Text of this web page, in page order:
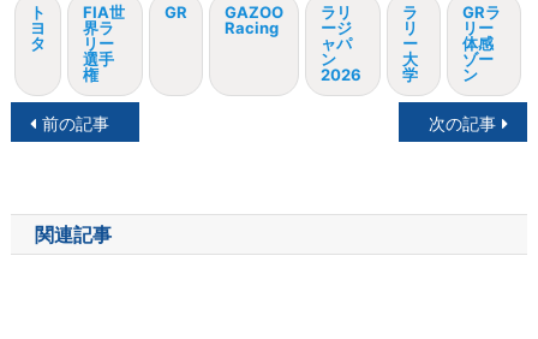
ト
ヨ
タ
FIA世
界ラ
リー
選手
権
GR
GAZOO
Racing
ラリ
ージ
ャパ
ン
2026
ラ
リ
ー
大
学
GRラ
リー
体感
ゾー
ン
投
ナ
ビ
前の記事 次の記事
関連記事